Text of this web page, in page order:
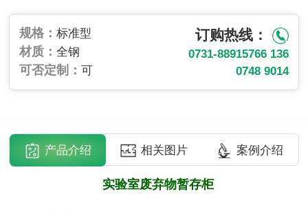
规格：标准型
材质：全钢
可否定制：可
订购热线：
0731-88915766 136
0748 9014
产品介绍 相关图片 案例介绍
实验室废弃物暂存柜